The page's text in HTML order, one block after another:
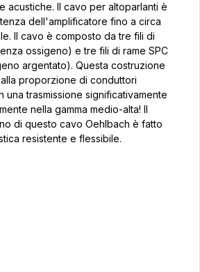
acustiche. Il cavo per altoparlanti è
dell'amplificatore fino a circa
Il cavo è composto da tre fili di
ossigeno) e tre fili di rame SPC
argentato). Questa costruzione
proporzione di conduttori
una trasmissione significativamente
nella gamma medio-alta! Il
di questo cavo Oehlbach è fatto
resistente e flessibile.